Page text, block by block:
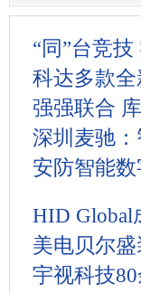
“同”台竞技
科达多款
强强联合
深圳麦驰
安防智能
HID Global
美电贝尔
宇视科技